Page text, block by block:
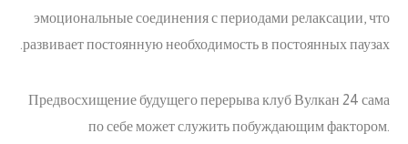
эмоциональные соединения с периодами релаксации, что
развивает постоянную необходимость в постоянных паузах.
Предвосхищение будущего перерыва клуб Вулкан 24 сама
по себе может служить побуждающим фактором.